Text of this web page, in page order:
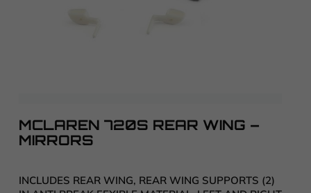
MCLAREN 720S REAR WING –
MIRRORS
INCLUDES REAR WING, REAR WING SUPPORTS (2)